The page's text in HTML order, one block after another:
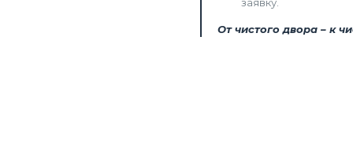
От чистого двора – к